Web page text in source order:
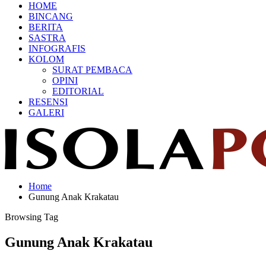
HOME
BINCANG
BERITA
SASTRA
INFOGRAFIS
KOLOM
SURAT PEMBACA
OPINI
EDITORIAL
RESENSI
GALERI
Home
Gunung Anak Krakatau
Browsing Tag
Gunung Anak Krakatau